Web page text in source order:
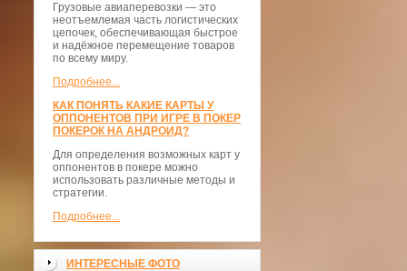
Грузовые авиаперевозки — это
неотъемлемая часть логистических
цепочек, обеспечивающая быстрое
и надёжное перемещение товаров
по всему миру.
Подробнее...
КАК ПОНЯТЬ КАКИЕ КАРТЫ У
ОППОНЕНТОВ ПРИ ИГРЕ В ПОКЕР
ПОКЕРОК НА АНДРОИД?
Для определения возможных карт у
оппонентов в покере можно
использовать различные методы и
стратегии.
Подробнее...
ИНТЕРЕСНЫЕ ФОТО